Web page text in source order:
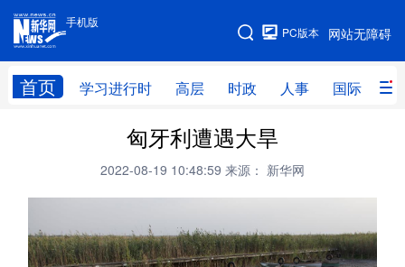
手机版
网站无障碍
PC版本
首页 学习进行时 高层 时政 人事 国际 财
手机版
网站地图
高层 时政
财经 网评
科技 科创 量子 体育
匈牙利遭遇大旱
2022-08-19 10:48:59 来源： 新华网